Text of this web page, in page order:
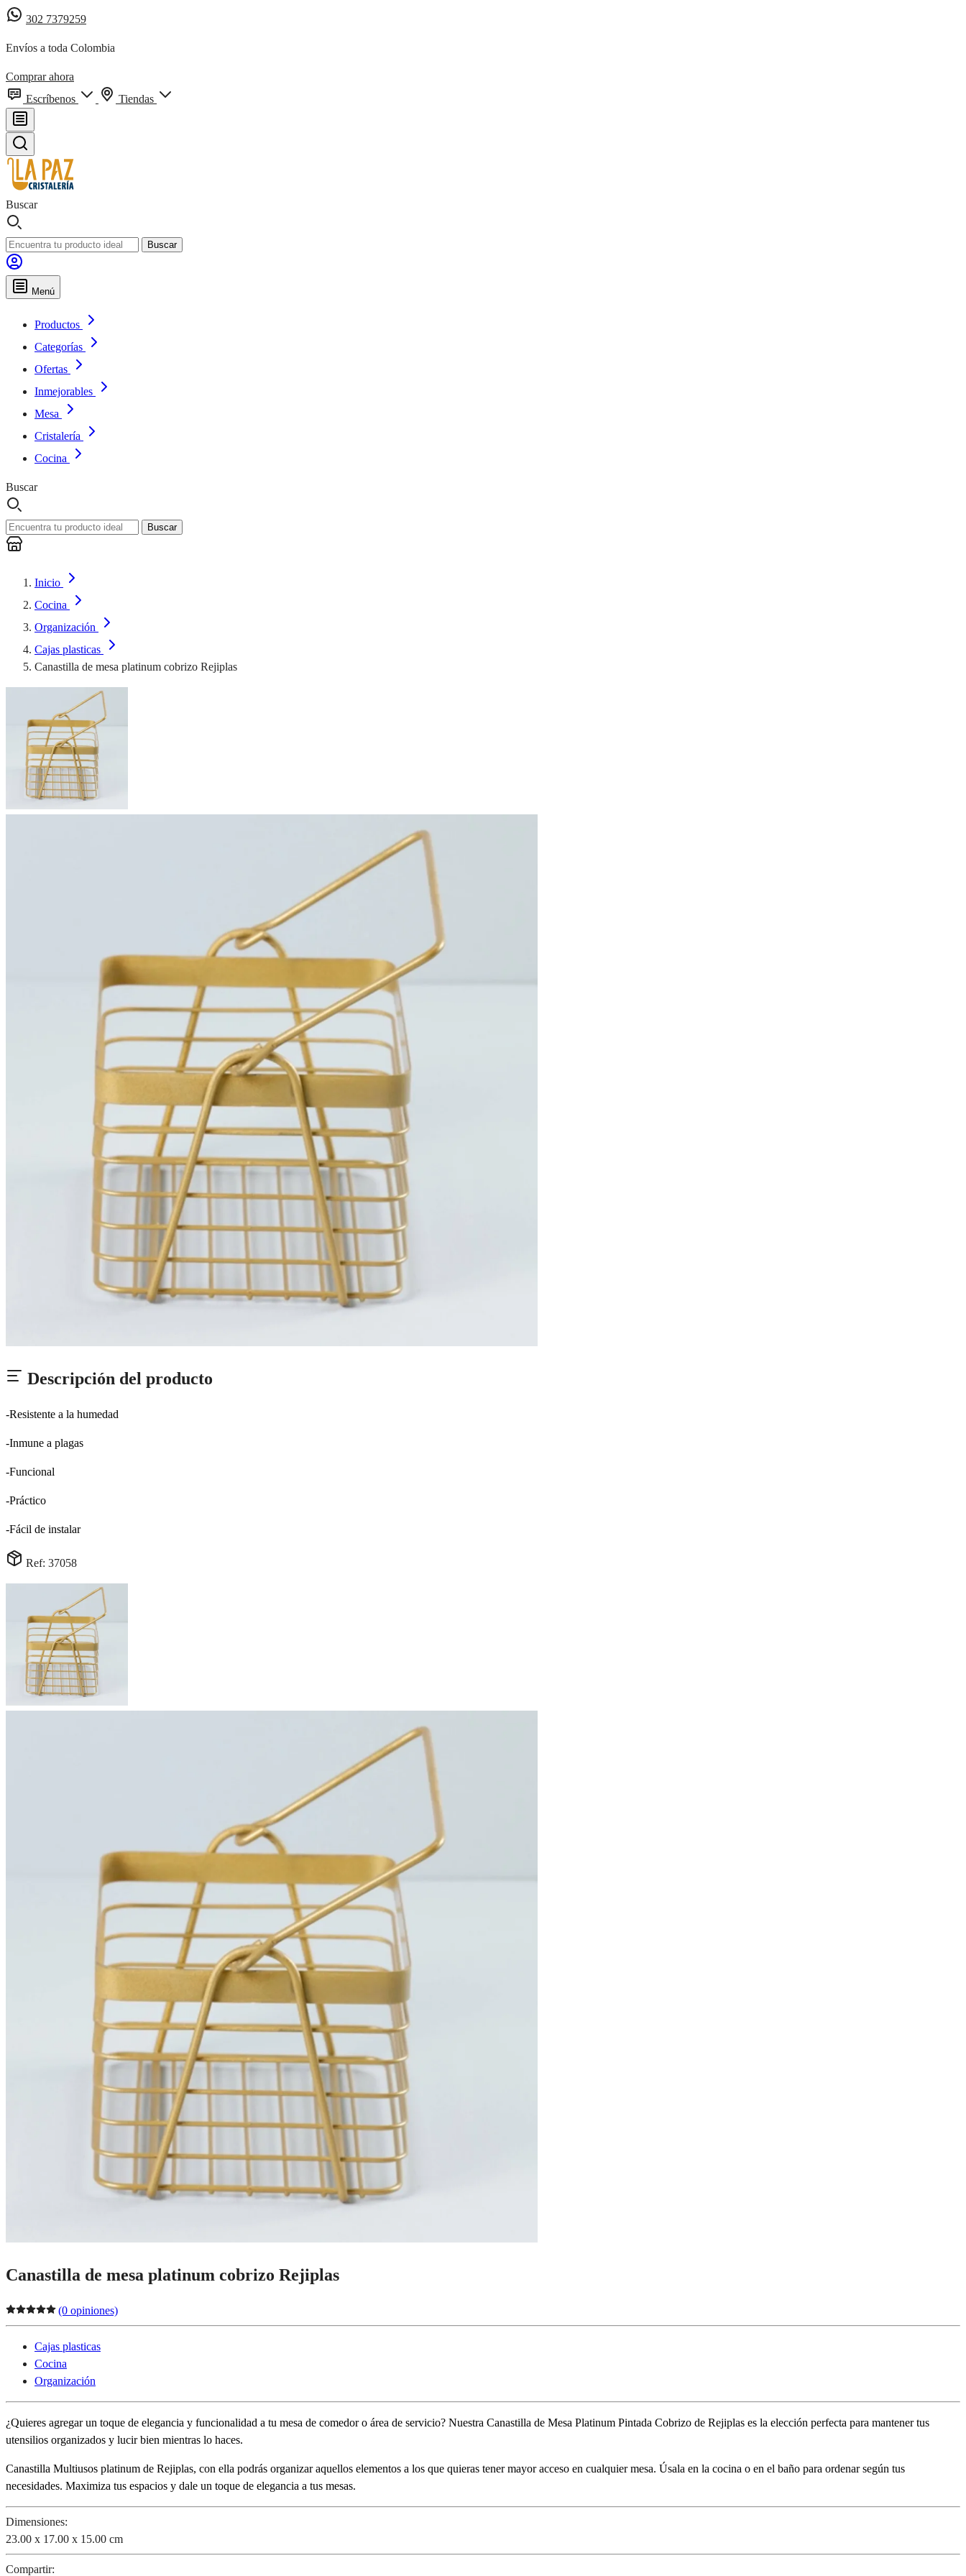
302 7379259
Envíos a toda Colombia
Comprar ahora
Escríbenos
Tiendas
Buscar
Buscar
Menú
Productos
Categorías
Ofertas
Inmejorables
Mesa
Cristalería
Cocina
Buscar
Buscar
Inicio
Cocina
Organización
Cajas plasticas
Canastilla de mesa platinum cobrizo Rejiplas
Descripción del producto
-Resistente a la humedad
-Inmune a plagas
-Funcional
-Práctico
-Fácil de instalar
Ref: 37058
Canastilla de mesa platinum cobrizo Rejiplas
(0 opiniones)
Cajas plasticas
Cocina
Organización
¿Quieres agregar un toque de elegancia y funcionalidad a tu mesa de comedor o área de servicio? Nuestra Canastilla de Mesa Platinum Pintada Cobrizo de Rejiplas es la elección perfecta para mantener tus
utensilios organizados y lucir bien mientras lo haces.
Canastilla Multiusos platinum de Rejiplas, con ella podrás organizar aquellos elementos a los que quieras tener mayor acceso en cualquier mesa. Úsala en la cocina o en el baño para ordenar según tus
necesidades. Maximiza tus espacios y dale un toque de elegancia a tus mesas.
Dimensiones:
23.00 x 17.00 x 15.00 cm
Compartir: